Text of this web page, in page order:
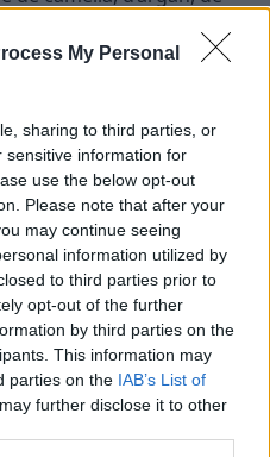
My Personal
sharing to third parties, or
sensitive information for
use the below opt-out
Please note that after your
may continue seeing
information utilized by
to third parties prior to
opt-out of the further
by third parties on the
This information may
parties on the IAB’s List of
further disclose it to other
Huile de nigelle, de
végétales pures, bio et
tous leurs
l’huile sur
secs ?
cheveux secs (avant
ou sur cheveux
en finition). Sur
à retenir l’hydratation